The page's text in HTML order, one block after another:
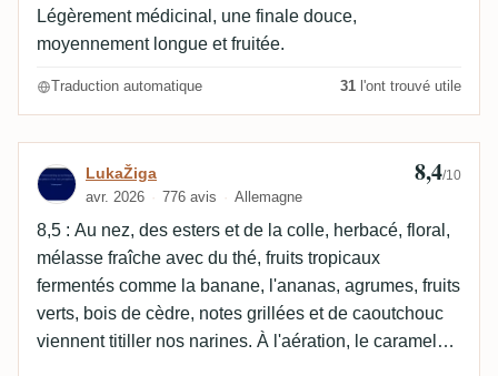
Légèrement médicinal, une finale douce,
moyennement longue et fruitée.
Traduction automatique 31 l'ont trouvé utile
Avis de LukaŽiga
LukaŽiga
avr. 2026 776 avis Allemagne
8,4/10
8,5 : Au nez, des esters et de la colle, herbacé, floral,
mélasse fraîche avec du thé, fruits tropicaux
fermentés comme la banane, l'ananas, agrumes, fruits
verts, bois de cèdre, notes grillées et de caoutchouc
viennent titiller nos narines. À l'aération, le caramel